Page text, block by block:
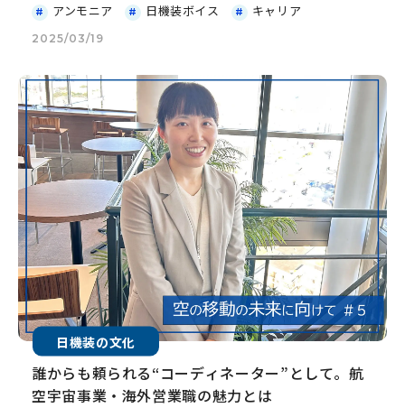
アンモニア
日機装ボイス キャリア
2025/03/19
日機装の文化
誰からも頼られる“コーディネーター”として。航
空宇宙事業・海外営業職の魅力とは